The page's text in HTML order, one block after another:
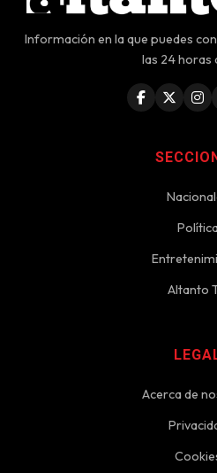
Información en la que puedes
las 24 horas
Altanto
Acerca de